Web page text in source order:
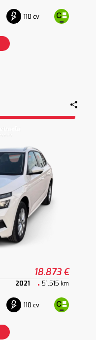
110 cv
18.873 €
2021 51.515 km
110 cv